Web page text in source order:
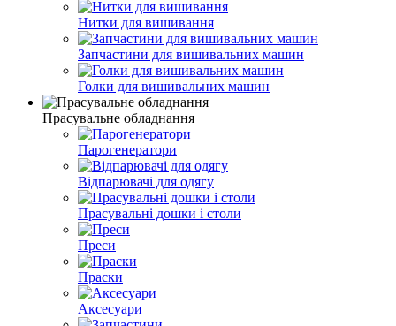
Нитки для вишивання
Запчастини для вишивальних машин
Голки для вишивальних машин
Прасувальне обладнання
Парогенератори
Відпарювачі для одягу
Прасувальні дошки і столи
Преси
Праски
Аксесуари